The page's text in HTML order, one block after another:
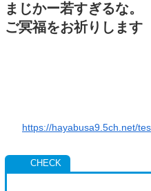
まじかー若すぎるな。
ご冥福をお祈りします
https://hayabusa9.5ch.net/